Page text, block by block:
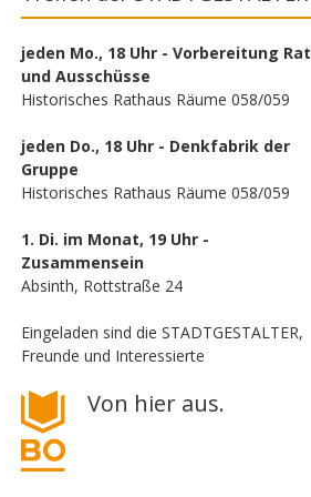
jeden Mo., 18 Uhr - Vorbereitung Rat
und Ausschüsse
Historisches Rathaus Räume 058/059
jeden Do., 18 Uhr - Denkfabrik der
Gruppe
Historisches Rathaus Räume 058/059
1. Di. im Monat, 19 Uhr -
Zusammensein
Absinth, Rottstraße 24
Eingeladen sind die STADTGESTALTER,
Freunde und Interessierte
Von hier aus.